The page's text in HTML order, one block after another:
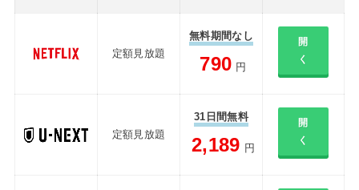
定額見放題
無料期間なし
790 円
開
く
定額見放題
31日間無料
2,189 円
開
く